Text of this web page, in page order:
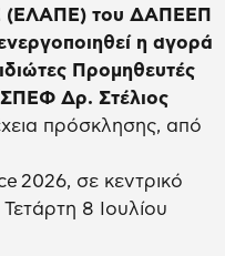
(ΕΛΑΠΕ) του ΔΑΠΕΕΠ
η αγορά
Προμηθευτές
Δρ. Στέλιος
πρόσκλησης, από
2026, σε κεντρικό
8 Ιουλίου